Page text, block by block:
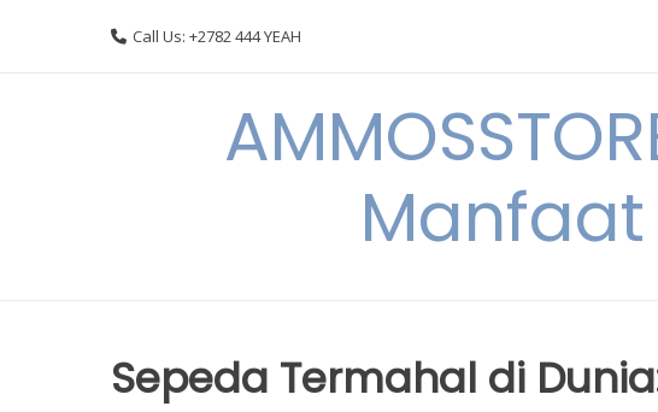
Call Us: +2782 444 YEAH
Sepeda Termahal di